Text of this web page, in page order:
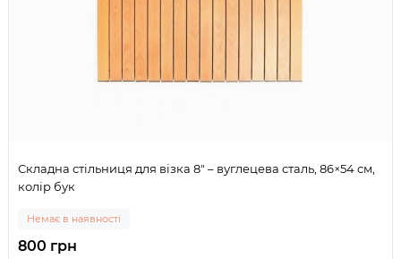
Складна стільниця для візка 8" – вуглецева сталь, 86×54 см,
колір бук
Немає в наявності
800 грн